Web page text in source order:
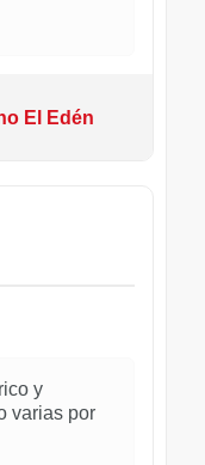
El Edén
y
varias por